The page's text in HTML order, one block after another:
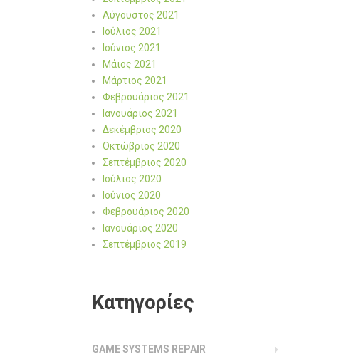
Αύγουστος 2021
Ιούλιος 2021
Ιούνιος 2021
Μάιος 2021
Μάρτιος 2021
Φεβρουάριος 2021
Ιανουάριος 2021
Δεκέμβριος 2020
Οκτώβριος 2020
Σεπτέμβριος 2020
Ιούλιος 2020
Ιούνιος 2020
Φεβρουάριος 2020
Ιανουάριος 2020
Σεπτέμβριος 2019
Kατηγορίες
GAME SYSTEMS REPAIR